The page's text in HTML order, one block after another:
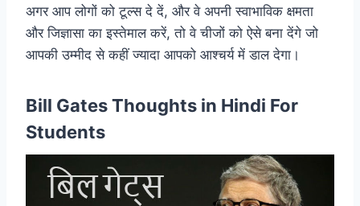
अगर आप लोगों को टूल्स दे दें, और वे अपनी स्वाभाविक क्षमता
और जिज्ञासा का इस्तेमाल करें, तो वे चीजों को ऐसे बना देंगे जो
आपकी उम्मीद से कहीं ज्यादा आपको आश्चर्य में डाल देगा।
Bill Gates Thoughts in Hindi For
Students